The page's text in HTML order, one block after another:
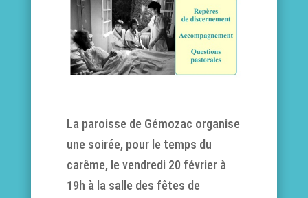
La paroisse de Gémozac organise
une soirée, pour le temps du
carême, le vendredi 20 février à
19h à la salle des fêtes de